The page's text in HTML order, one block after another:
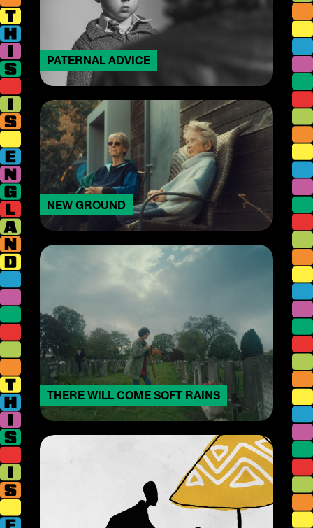
PATERNAL ADVICE
NEW GROUND
THERE WILL COME SOFT RAINS